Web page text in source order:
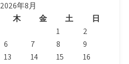
2026年8月
木 金 土
日
1
2
6 7 8
9
13 14 15
16